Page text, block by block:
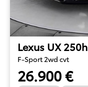
Lexus UX 250h
F-Sport 2wd cvt
26.900 €